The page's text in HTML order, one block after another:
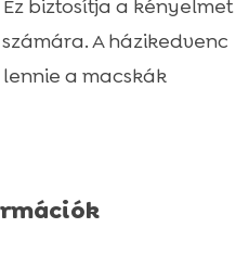
nappali
macskák
erkélyek
biztosítja a kényelmet
A házikedvenc
a macskák